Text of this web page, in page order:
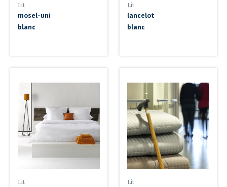
Lit
mosel-uni
blanc
Lit
lancelot
blanc
Lit Lit